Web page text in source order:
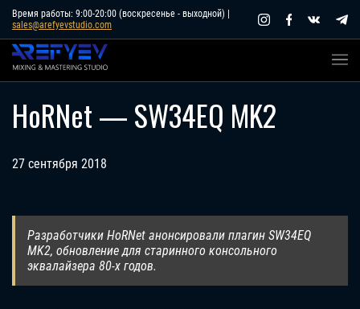
Skip
content
Время работы: 9:00-20:00 (воскресенье - выходной) |
sales@arefyevstudio.com
HoRNet — SW34EQ MK2
27 сентября 2018
Разработчики HoRNet анонсировали плагин SW34EQ
MK2, обновление для старинного консольного
эквалайзера 80-х годов.